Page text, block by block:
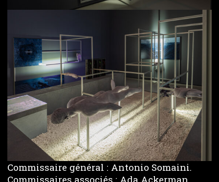
Commissaire général : Antonio Somaini.
Commissaires associés : Ada Ackerman,